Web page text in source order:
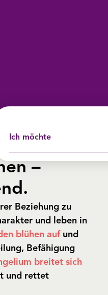
Ich möchte
–
Beziehung zu
und leben in
blühen auf und
Befähigung
breitet sich
und rettet